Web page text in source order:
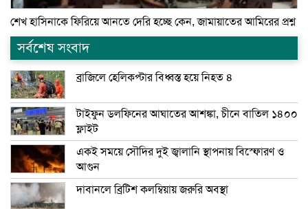
শেখ হাসিনাকে ফিরিয়ে আনতে দেরি হচ্ছে কেন, জামায়াতের আমিরের প্রশ্ন
সর্বশেষ সংবাদ
ব্রাজিলে হেলিকপ্টার বিধ্বস্ত হয়ে নিহত ৪
টাইফুন ডলফিনের আঘাতের আশঙ্কা, চীনে বাতিল ১৪০০
ফ্লাইট
একই সময়ে সৌদির দুই জ্বালানি স্থাপনায় বিস্ফোরণ ও
আগুন
দাবানলে ব্রিটিশ কলম্বিয়ায় জরুরি অবস্থা